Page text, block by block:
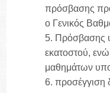
πρόσβασης
ο Γενικός
5. Πρόσβασης
εκατοστού,
μαθημάτων
6. προσέγγιση